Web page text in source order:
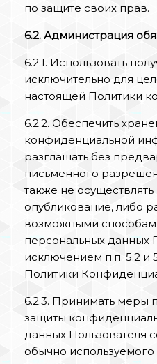
по защите своих прав.
6.2. Администрация
6.2.1. Использовать
исключительно для
настоящей Политики
6.2.2. Обеспечить
конфиденциальной
разглашать без
письменного
также не
опубликование, либо
возможными
персональных данных
исключением п.п. 5.2 и
Политики
6.2.3. Принимать меры
защиты
данных Пользователя
обычно